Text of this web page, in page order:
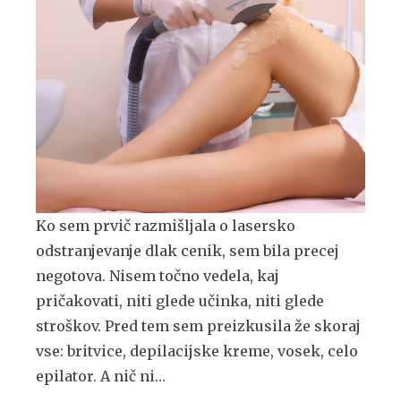
Ko sem prvič razmišljala o lasersko
odstranjevanje dlak cenik, sem bila precej
negotova. Nisem točno vedela, kaj
pričakovati, niti glede učinka, niti glede
stroškov. Pred tem sem preizkusila že skoraj
vse: britvice, depilacijske kreme, vosek, celo
epilator. A nič ni…